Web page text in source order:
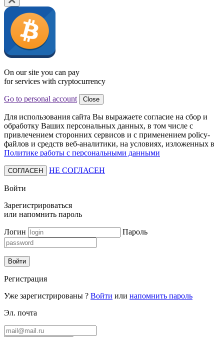
On our site you can pay
for services with cryptocurrency
Go to personal account Close
Для использования сайта Вы выражаете согласие на сбор и
обработку Ваших персональных данных, в том числе с
привлечением сторонних сервисов и с применением policy-
файлов и средств веб-аналитики, на условиях, изложенных в
Политике работы с персональными данными
СОГЛАСЕН НЕ СОГЛАСЕН
Войти
Зарегистрироваться
или напомнить пароль
Логин Пароль
Войти
Регистрация
Уже зарегистрированы ? Войти или напомнить пароль
Эл. почта